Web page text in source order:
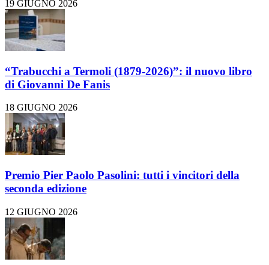
19 GIUGNO 2026
“Trabucchi a Termoli (1879-2026)”: il nuovo libro
di Giovanni De Fanis
18 GIUGNO 2026
Premio Pier Paolo Pasolini: tutti i vincitori della
seconda edizione
12 GIUGNO 2026